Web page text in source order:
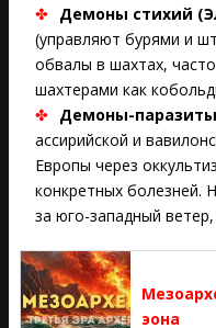
Демоны стихий
(управляют бурями и
обвалы в шахтах,
шахтерами как
Демоны-
ассирийской и
Европы через
конкретных болезней.
за юго-западный
эона